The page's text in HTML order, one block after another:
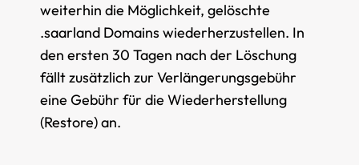
weiterhin die Möglichkeit, gelöschte
.saarland Domains wiederherzustellen. In
den ersten 30 Tagen nach der Löschung
fällt zusätzlich zur Verlängerungsgebühr
eine Gebühr für die Wiederherstellung
(Restore) an.